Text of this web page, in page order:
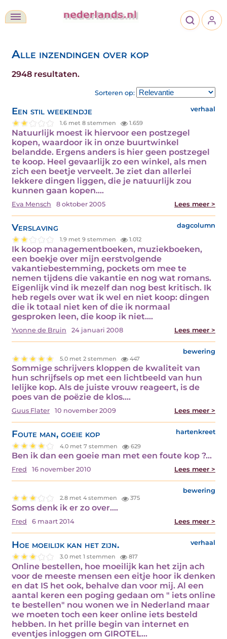
Alle inzendingen over kop
2948 resultaten.
Sorteren op:
Een stil weekendje verhaal
1.6 met 8 stemmen 1.659
Natuurlijk moest ik hiervoor een postzegel
kopen, waardoor ik in onze buurtwinkel
belandde. Ergens anders is hier geen postzegel
te koop. Heel gevaarlijk zo een winkel, als men
zich een beetje verveelt. Je ziet dan allerlei
lekkere dingen liggen, die je natuurlijk zou
kunnen gaan kopen.…
Eva Mensch 8 oktober 2005 Lees meer >
Verslaving dagcolumn
1.9 met 9 stemmen 1.012
Ik koop managementboeken, muziekboeken,
een boekje over mijn eerstvolgende
vakantiebestemming, pockets om mee te
nemen tijdens die vakantie en nog wat romans.
Eigenlijk vind ik mezelf dan nog best kritisch. Ik
heb regels over wat ik wel en niet koop: dingen
die ik totaal niet ken of die ik normaal
gesproken leen, die koop ik niet.…
Yvonne de Bruin 24 januari 2008 Lees meer >
bewering
5.0 met 2 stemmen 447
Sommige schrijvers kloppen de kwaliteit van
hun schrijfsels op met een lichtbeeld van hun
lelijke kop. Als de juiste vrouw reageert, is de
poes van de poëzie de klos.…
Guus Flater 10 november 2009 Lees meer >
Foute man, goeie kop hartenkreet
4.0 met 7 stemmen 629
Ben ik dan een goeie man met een foute kop ?…
Fred 16 november 2010 Lees meer >
bewering
2.8 met 4 stemmen 375
Soms denk ik er zo over.…
Fred 6 maart 2014 Lees meer >
Hoe moeilijk kan het zijn. verhaal
3.0 met 1 stemmen 817
Online bestellen, hoe moeilijk kan het zijn ach
voor de meeste mensen een eitje hoor ik denken
en dat IS het ook, behalve dan voor mij. Al een
aantal keren een poging gedaan om " iets online
te bestellen" nou wonen we in Nederland maar
we moeten toch een keer online iets besteld
hebben. In het prille begin van internet en
eventjes inloggen om GIROTEL…